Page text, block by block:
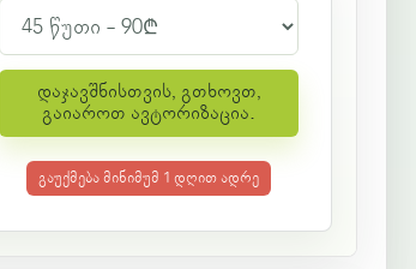
დაჯავშნისთვის, გთხოვთ,
გაიაროთ ავტორიზაცია.
გაუქმება მინიმუმ 1 დღით ადრე